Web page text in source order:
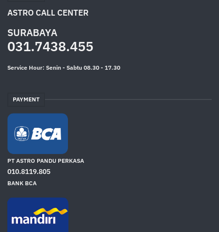
ASTRO CALL CENTER
SURABAYA
031.7438.455
Service Hour: Senin - Sabtu 08.30 - 17.30
PAYMENT
PT ASTRO PANDU PERKASA
010.8119.805
BANK BCA